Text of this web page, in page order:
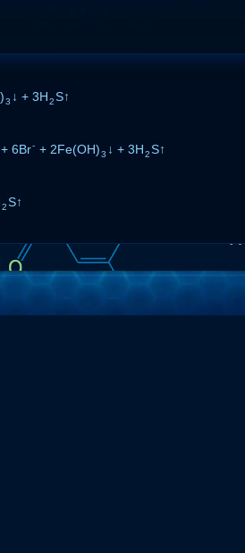
3 ↓ + 3H2S↑
+ 6Br- + 2Fe(OH)3 ↓ + 3H2S↑
2S↑